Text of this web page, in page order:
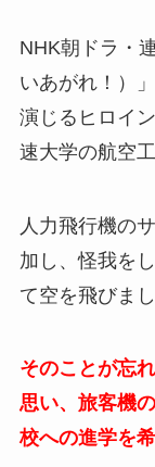
NHK朝ドラ・
いあがれ！）
演じるヒロイ
速大学の航空
人力飛行機の
加し、怪我を
て空を飛びま
そのことが忘
思い、旅客機
校への進学を希